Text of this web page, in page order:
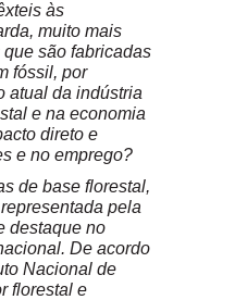
às
muito mais
são fabricadas
fóssil, por
atual da indústria
e na economia
direto e
e no emprego?
de base florestal,
pela
destaque no
De acordo
Nacional de
florestal e